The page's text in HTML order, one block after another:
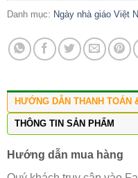
Danh mục: Ngày nhà giáo Việt
HƯỚNG DẪN THANH TOÁN
THÔNG TIN SẢN PHẨM
Hướng dẫn mua hàng